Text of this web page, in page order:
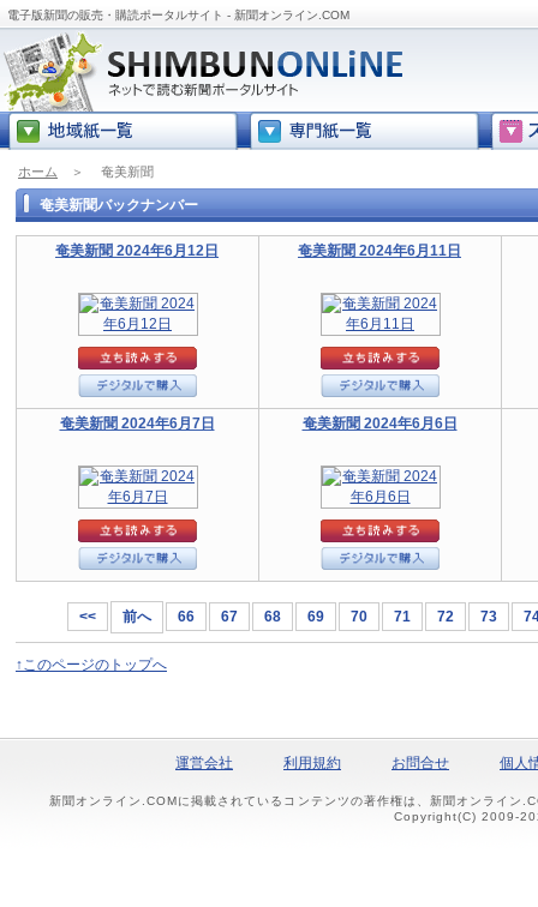
電子版新聞の販売・購読ポータルサイト - 新聞オンライン.COM
ホーム ＞ 奄美新聞
奄美新聞バックナンバー
奄美新聞 2024年6月12日 奄美新聞 2024年6月11日
奄美新聞 2024年6月7日 奄美新聞 2024年6月6日
<< 前へ 66 67 68 69 70 71 72 73
↑このページのトップへ
運営会社 利用規約 お問合せ 個人
新聞オンライン.COMに掲載されているコンテンツの著作権は、新聞オンライン
Copyright(C) 2009-